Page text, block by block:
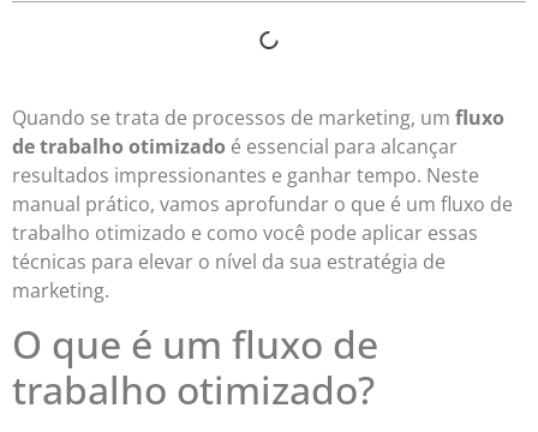
Quando se trata de processos de marketing, um fluxo
de trabalho otimizado é essencial para alcançar
resultados impressionantes e ganhar tempo. Neste
manual prático, vamos aprofundar o que é um fluxo de
trabalho otimizado e como você pode aplicar essas
técnicas para elevar o nível da sua estratégia de
marketing.
O que é um fluxo de
trabalho otimizado?